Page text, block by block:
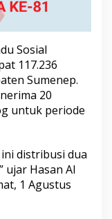
Sosial
117.236
Sumenep.
20
untuk periode
distribusi dua
ujar Hasan Al
1 Agustus